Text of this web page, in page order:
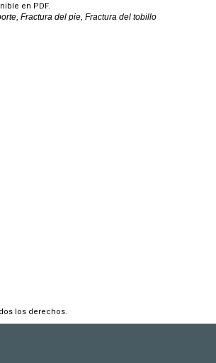
en PDF.
Fractura del pie, Fractura del tobillo
los derechos.